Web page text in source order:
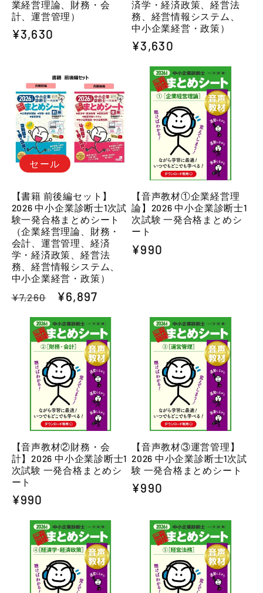
業経営理論、財務・会
計、運営管理）
通
¥3,630
済学・経済政策、経営法
務、経営情報システム、
中小企業経営・政策）
通
¥3,630
セール
【書籍 前後編セット】
2026 中小企業診断士1次試
験一発合格まとめシート
（企業経営理論、財務・
会計、運営管理、経済
学・経済政策、経営法
務、経営情報システム、
中小企業経営・政策）
通
¥7,260
セ
ル
価
格
¥6,897
【音声教材①企業経営理
論】2026 中小企業診断士1
次試験 一発合格まとめシ
ート
通
¥990
【音声教材②財務・会
計】2026 中小企業診断士1
次試験 一発合格まとめシ
ート
通
¥990
【音声教材③運営管理】
2026 中小企業診断士1次試
験 一発合格まとめシート
通
¥990